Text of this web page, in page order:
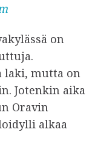
on
laki, mutta on
Jotenkin aika
Oravin
alkaa